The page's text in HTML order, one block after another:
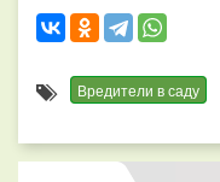
Вредители в саду